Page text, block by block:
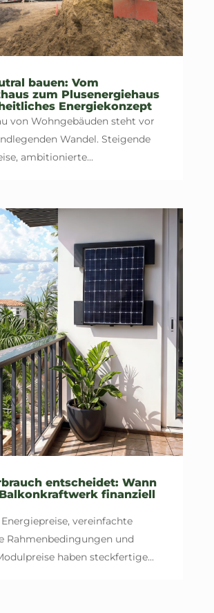
bauen: Vom
zum Plusenergiehaus
Energiekonzept
von Wohngebäuden steht vor
Wandel. Steigende
ambitionierte...
entscheidet: Wann
finanziell
vereinfachte
Rahmenbedingungen und
haben steckfertige...